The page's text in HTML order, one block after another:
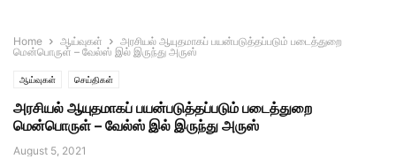
Home ஆய்வுகள்
அரசியல் ஆயுதமாகப் பயன்படுத்தப்படும் படைத்துறை
மென்பொருள் – வேல்ஸ் இல் இருந்து அருஸ்
ஆய்வுகள் செய்திகள்
அரசியல் ஆயுதமாகப் பயன்படுத்தப்படும் படைத்துறை
மென்பொருள் – வேல்ஸ் இல் இருந்து அருஸ்
August 5, 2021